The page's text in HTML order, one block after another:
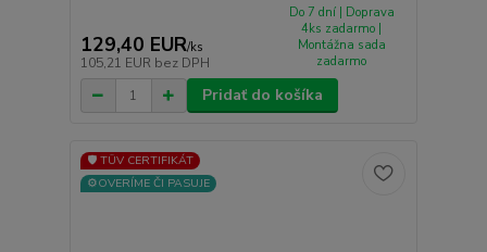
129,40 EUR/ks
105,21 EUR bez DPH
Do 7 dní | Doprava
4ks zadarmo |
Montážna sada
zadarmo
Pridať do košíka
🛡️ TÜV CERTIFIKÁT
⚙️OVERÍME ČI PASUJE